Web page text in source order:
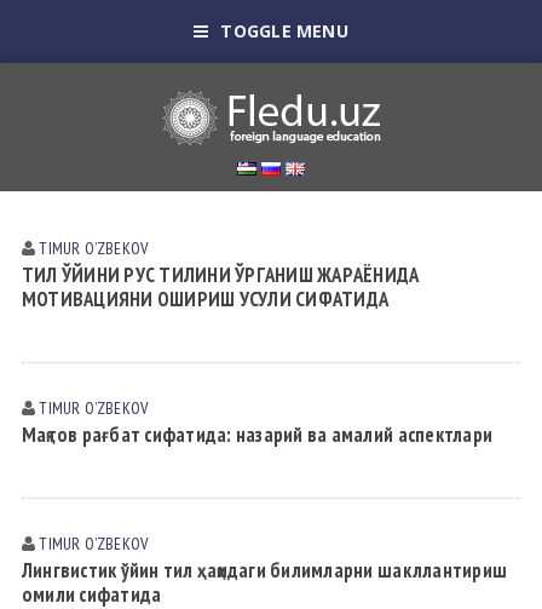
TOGGLE MENU
TIMUR OʼZBEKOV
ТИЛ ЎЙИНИ РУС ТИЛИНИ ЎРГAНИШ ЖAРAЁНИДA
МОТИВAЦИЯНИ ОШИРИШ УСУЛИ СИФАТИДА
TIMUR OʼZBEKOV
Мақтов рағбат сифатида: назарий ва амалий аспектлари
TIMUR OʼZBEKOV
Лингвистик ўйин тил ҳақидаги билимларни шакллантириш
омили сифатида